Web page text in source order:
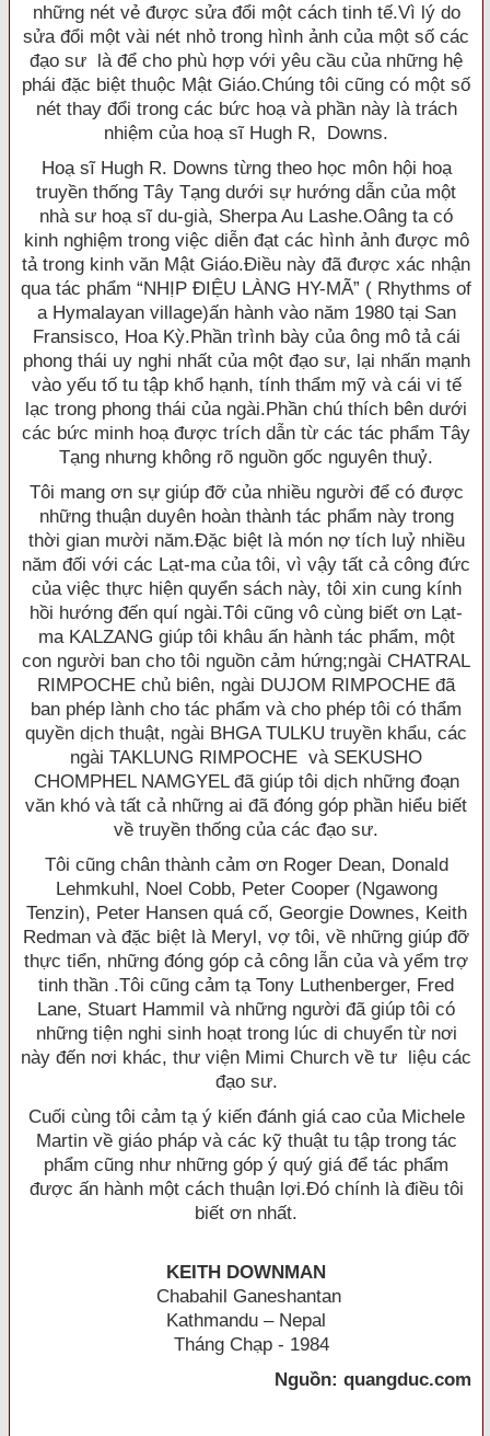
những nét vẻ được sửa đổi một cách tinh tế.Vì lý do
sửa đổi một vài nét nhỏ trong hình ảnh của một số các
đạo sư là để cho phù hợp với yêu cầu của những hệ
phái đặc biệt thuộc Mật Giáo.Chúng tôi cũng có một số
nét thay đổi trong các bức hoạ và phần này là trách
nhiệm của hoạ sĩ Hugh R, Downs.
Hoạ sĩ Hugh R. Downs từng theo học môn hội hoạ
truyền thống Tây Tạng dưới sự hướng dẫn của một
nhà sư hoạ sĩ du-già, Sherpa Au Lashe.Oâng ta có
kinh nghiệm trong việc diễn đạt các hình ảnh được mô
tả trong kinh văn Mật Giáo.Ðiều này đã được xác nhận
qua tác phẩm “NHỊP ÐIỆU LÀNG HY-MÃ” ( Rhythms of
a Hymalayan village)ấn hành vào năm 1980 tại San
Fransisco, Hoa Kỳ.Phần trình bày của ông mô tả cái
phong thái uy nghi nhất của một đạo sư, lại nhấn mạnh
vào yếu tố tu tập khổ hạnh, tính thẩm mỹ và cái vi tế
lạc trong phong thái của ngài.Phần chú thích bên dưới
các bức minh hoạ được trích dẫn từ các tác phẩm Tây
Tạng nhưng không rõ nguồn gốc nguyên thuỷ.
Tôi mang ơn sự giúp đỡ của nhiều người để có được
những thuận duyên hoàn thành tác phẩm này trong
thời gian mười năm.Ðặc biệt là món nợ tích luỷ nhiều
năm đối với các Lạt-ma của tôi, vì vậy tất cả công đức
của việc thực hiện quyển sách này, tôi xin cung kính
hồi hướng đến quí ngài.Tôi cũng vô cùng biết ơn Lạt-
ma KALZANG giúp tôi khâu ấn hành tác phẩm, một
con người ban cho tôi nguồn cảm hứng;ngài CHATRAL
RIMPOCHE chủ biên, ngài DUJOM RIMPOCHE đã
ban phép lành cho tác phẩm và cho phép tôi có thẩm
quyền dịch thuật, ngài BHGA TULKU truyền khẩu, các
ngài TAKLUNG RIMPOCHE và SEKUSHO
CHOMPHEL NAMGYEL đã giúp tôi dịch những đoạn
văn khó và tất cả những ai đã đóng góp phần hiểu biết
về truyền thống của các đạo sư.
Tôi cũng chân thành cảm ơn Roger Dean, Donald
Lehmkuhl, Noel Cobb, Peter Cooper (Ngawong
Tenzin), Peter Hansen quá cố, Georgie Downes, Keith
Redman và đặc biệt là Meryl, vợ tôi, về những giúp đỡ
thực tiển, những đóng góp cả công lẫn của và yểm trợ
tinh thần .Tôi cũng cảm tạ Tony Luthenberger, Fred
Lane, Stuart Hammil và những người đã giúp tôi có
những tiện nghi sinh hoạt trong lúc di chuyển từ nơi
này đến nơi khác, thư viện Mimi Church về tư liệu các
đạo sư.
Cuối cùng tôi cảm tạ ý kiến đánh giá cao của Michele
Martin về giáo pháp và các kỹ thuật tu tập trong tác
phẩm cũng như những góp ý quý giá để tác phẩm
được ấn hành một cách thuận lợi.Ðó chính là điều tôi
biết ơn nhất.
KEITH DOWNMAN
Chabahil Ganeshantan
Kathmandu – Nepal
Tháng Chạp - 1984
Nguồn: quangduc.com